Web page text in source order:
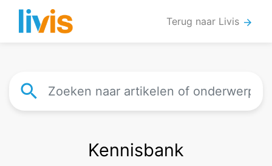
Terug naar Livis arrow_forward
search
Kennisbank